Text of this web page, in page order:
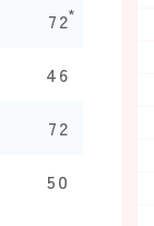
72*
46
72
50